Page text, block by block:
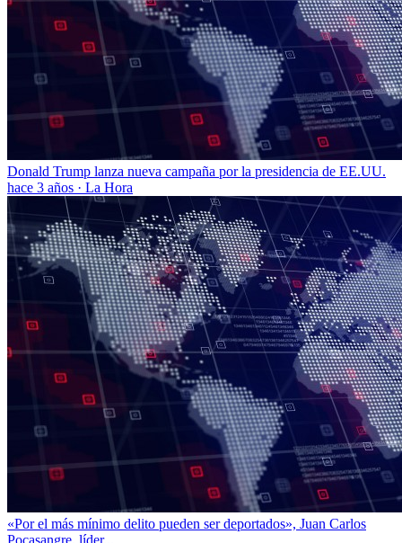
Donald Trump lanza nueva campaña por la presidencia de EE.UU.
hace 3 años · La Hora
«Por el más mínimo delito pueden ser deportados», Juan Carlos